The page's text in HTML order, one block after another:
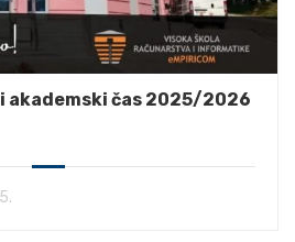
akademski čas 2025/2026